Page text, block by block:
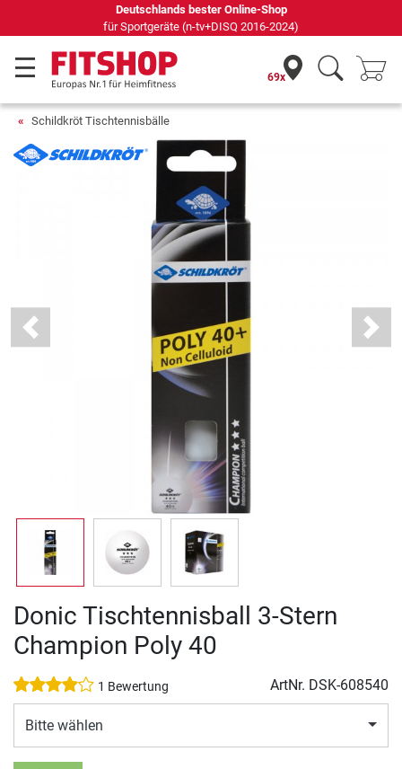
Deutschlands bester Online-Shop
für Sportgeräte (n-tv+DISQ 2016-2024)
69x
Schildkröt Tischtennisbälle
Previous Next
Donic Tischtennisball 3-Stern
Champion Poly 40
1 Bewertung ArtNr. DSK-608540
Bitte wählen